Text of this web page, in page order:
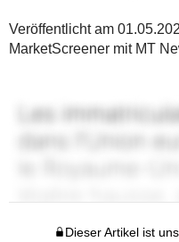
Veröffentlicht am
MarketScreener mit MT
Dieser Artikel ist